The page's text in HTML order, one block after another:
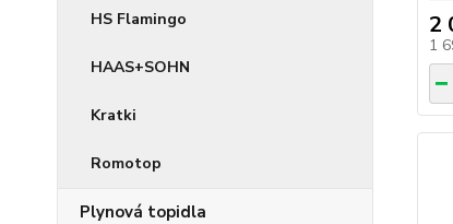
HS Flamingo
HAAS+SOHN
Kratki
Romotop
Plynová topidla
2
1